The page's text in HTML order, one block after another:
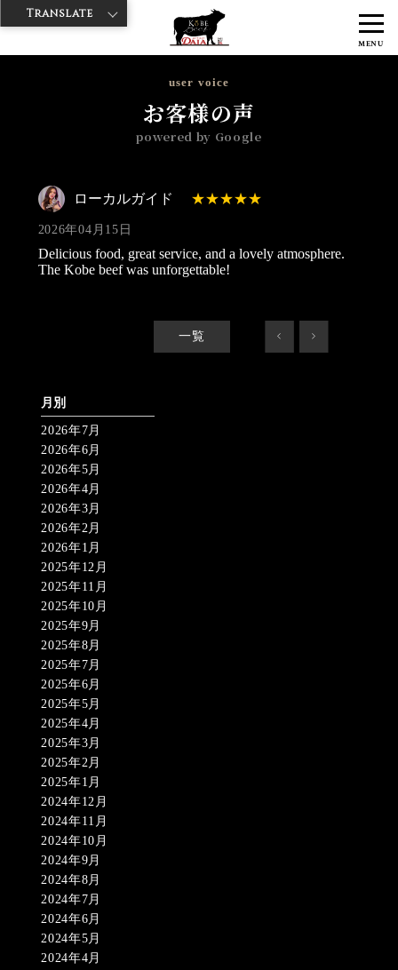
MENU
神戸牛ダイヤ > 神戸牛ダイア 雷門東店
ローカル
user voice
お客様の声
powered by Google
ローカルガイド
2026年04月15日
Delicious food, great service, and a lovely atmosphere.
The Kobe beef was unforgettable!
一覧 < >
月別
2026年7月
2026年6月
2026年5月
2026年4月
2026年3月
2026年2月
2026年1月
2025年12月
2025年11月
2025年10月
2025年9月
2025年8月
2025年7月
2025年6月
2025年5月
2025年4月
2025年3月
2025年2月
2025年1月
2024年12月
2024年11月
2024年10月
2024年9月
2024年8月
2024年7月
2024年6月
2024年5月
2024年4月
Translate